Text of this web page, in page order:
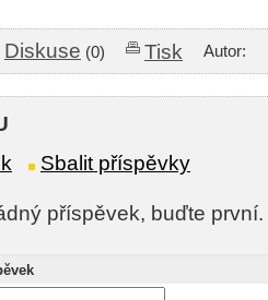
Diskuse (0) Tisk Autor:
Sbalit příspěvky
příspěvek, buďte první.